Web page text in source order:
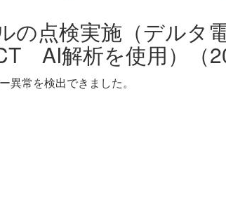
の点検実施（デルタ
AI解析を使用）（
異常を検出できました。